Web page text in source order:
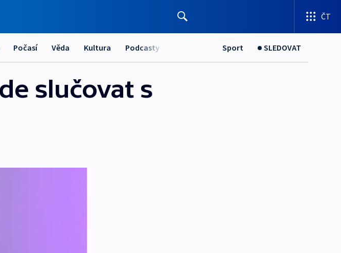
ČT
Počasí Věda Kultura Podcasty Sport SLEDOVAT
slučovat s